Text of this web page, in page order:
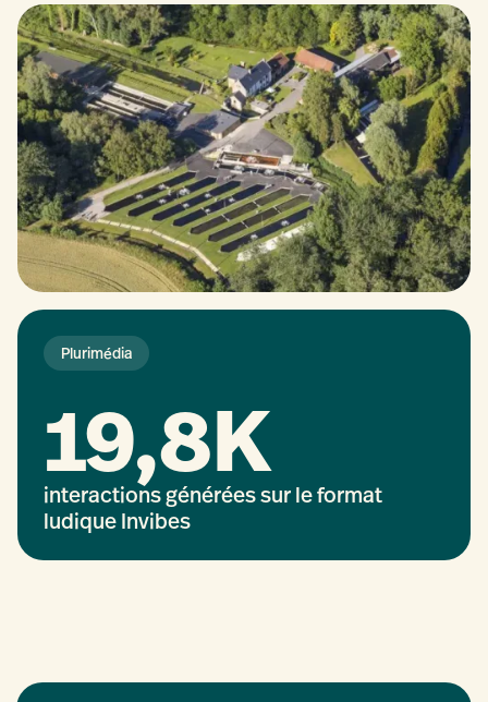
Plurimédia
19,8K
interactions générées sur le format
ludique Invibes